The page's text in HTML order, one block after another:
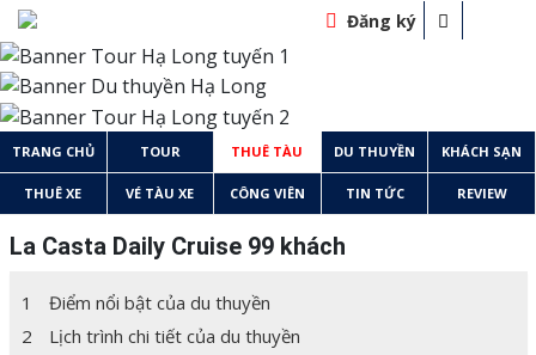
Đăng ký
TRANG CHỦ TOUR THUÊ TÀU DU THUYỀN KHÁCH SẠN
THUÊ XE VÉ TÀU XE CÔNG VIÊN TIN TỨC REVIEW
La Casta Daily Cruise 99 khách
1
Điểm nổi bật của du thuyền
2
Lịch trình chi tiết của du thuyền